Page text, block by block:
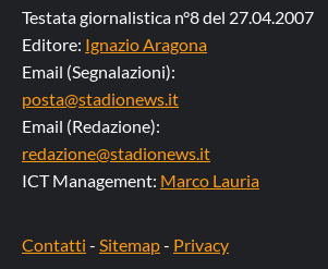
Testata giornalistica n°8 del 27.04.2007
Editore: Ignazio Aragona
Email (Segnalazioni):
posta@stadionews.it
Email (Redazione):
redazione@stadionews.it
ICT Management: Marco Lauria
Contatti - Sitemap- Privacy